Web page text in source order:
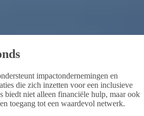
impactondernemingen en
die zich inzetten voor een inclusieve
biedt niet alleen financiële hulp, maar ook
toegang tot een waardevol netwerk.